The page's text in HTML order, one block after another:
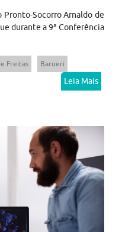
Pronto-Socorro Arnaldo de
durante a 9ª Conferência
Freitas Barueri
Leia Mais